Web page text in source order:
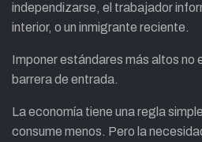
independizarse, el trabajador
interior, o un inmigrante reciente.
Imponer estándares más altos no
barrera de entrada.
La economía tiene una regla
consume menos. Pero la